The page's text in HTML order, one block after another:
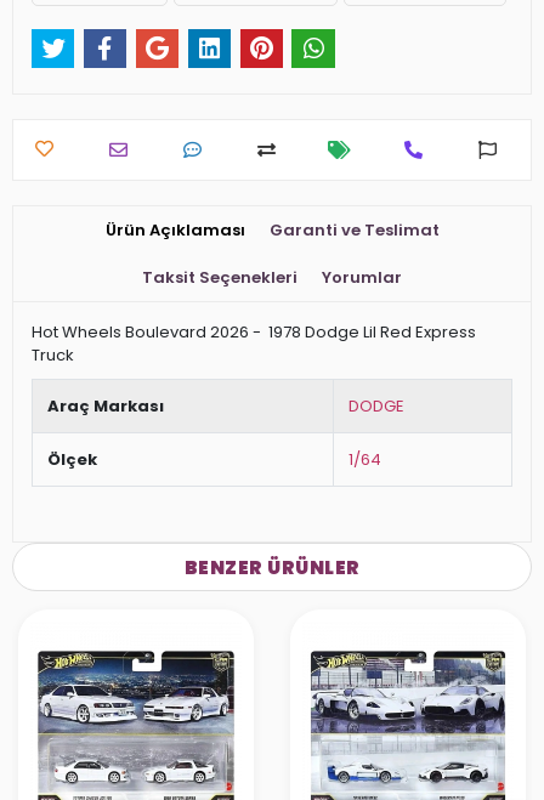
Ürün Açıklaması Garanti ve Teslimat
Taksit Seçenekleri Yorumlar
Hot Wheels Boulevard 2026 - 1978 Dodge Lil Red Express
Truck
Araç Markası DODGE
Ölçek 1/64
BENZER ÜRÜNLER